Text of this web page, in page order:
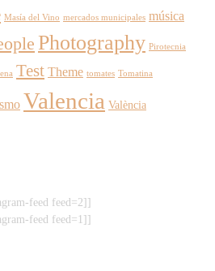
Masía del Vino mercados municipales música
Photography Pirotecnia
Test Theme tomates Tomatina
Valencia València
feed feed=2]]
feed feed=1]]